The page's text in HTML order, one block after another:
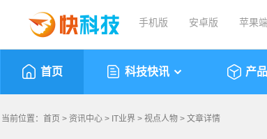
手机版 安卓版 苹果
首页 科技快讯 产
当前位置： 首页 > 资讯中心 > IT业界 > 视点人物 > 文章详情